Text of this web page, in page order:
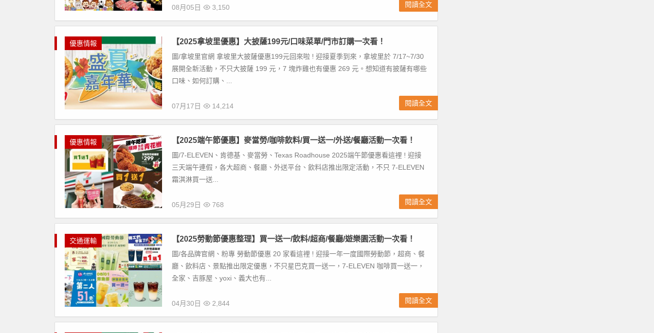
08月05日 3,150 閱讀全文
優惠情報 【2025拿坡里優惠】大披薩199元/口味菜單/門市訂購一次看！
圖/拿坡里官網 拿坡里大披薩優惠199元回來啦 ! 迎接夏季到來，拿坡里於 7/17~7/30
展開全新活動，不只大披薩 199 元，7 塊炸雞也有優惠 269 元。想知道有披薩有哪些
口味、如何訂購、...
07月17日 14,214 閱讀全文
優惠情報 【2025端午節優惠】麥當勞/咖啡飲料/買一送一/外送/餐廳活動一次看！
圖/7-ELEVEN、肯德基、麥當勞、Texas Roadhouse 2025端午節優惠看這裡 ! 迎接
三天端午連假，各大超商、餐廳、外送平台、飲料店推出限定活動，不只 7-ELEVEN
霜淇淋買一送...
05月29日 768 閱讀全文
交通運輸 【2025勞動節優惠整理】買一送一/飲料/超商/餐廳/遊樂園活動一次看！
圖/各品牌官網、粉專 勞動節優惠 20 家看這裡 ! 迎接一年一度國際勞動節，超商、餐
廳、飲料店、景點推出限定優惠，不只星巴克買一送一，7-ELEVEN 咖啡買一送一，
全家、吉豚屋、yoxi、義大也有...
04月30日 2,844 閱讀全文